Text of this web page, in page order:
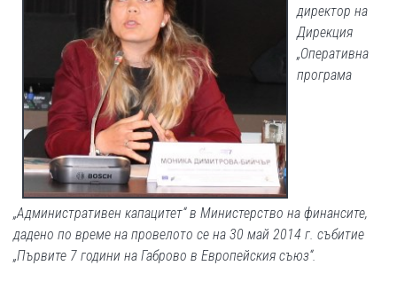
директор на
Дирекция
„Оперативна
програма
„Административен капацитет“ в Министерство на финансите,
дадено по време на провелото се на 30 май 2014 г. събитие
„Първите 7 години на Габрово в Европейския съюз“.